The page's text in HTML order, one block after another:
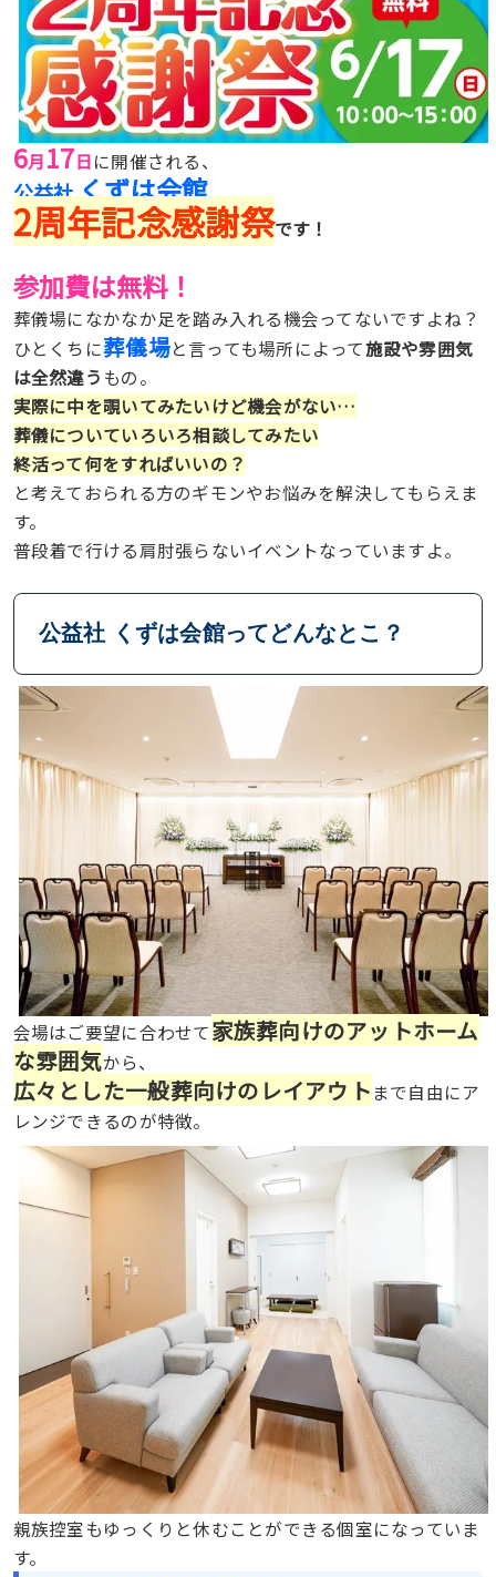
6月17日に開催される、
公益社くずは会館
2周年記念感謝祭です ！
参加費は無料！
葬儀場になかなか足を踏み入れる機会ってないですよね？
ひとくちに葬儀場と言っても場所によって施設や雰囲気
は全然違う もの。
実際に中を覗いてみたいけど機会がない…
葬儀についていろいろ相談してみたい
終活って何をすればいいの？
と考えておられる方のギモンやお悩みを解決してもらえま
す。
普段着で行ける肩肘張らないイベントなっていますよ。
公益社 くずは会館ってどんなとこ？
会場はご要望に合わせて家族葬向けのアットホーム
な雰囲気から、
広々とした一般葬向けのレイアウト まで自由にア
レンジできるのが特徴。
親族控室もゆっくりと休むことができる個室になっていま
す。